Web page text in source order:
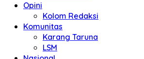
Opini
Kolom Redaksi
Komunitas
Karang Taruna
LSM